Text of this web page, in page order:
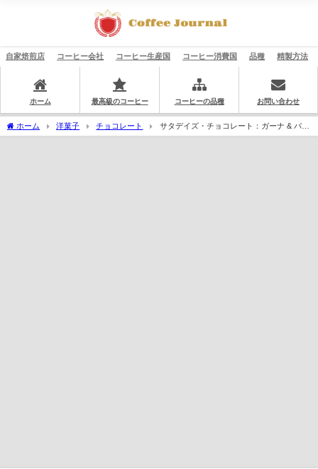
自家焙煎店 コーヒー会社 コーヒー生産国 コーヒー消費国 品種 精製方法
ホーム 最高級のコーヒー コーヒーの品種 お問い合わせ
ホーム 洋菓子 チョコレート
サタデイズ・チョコレート：ガーナ & バニ
ラ 生チョコレート